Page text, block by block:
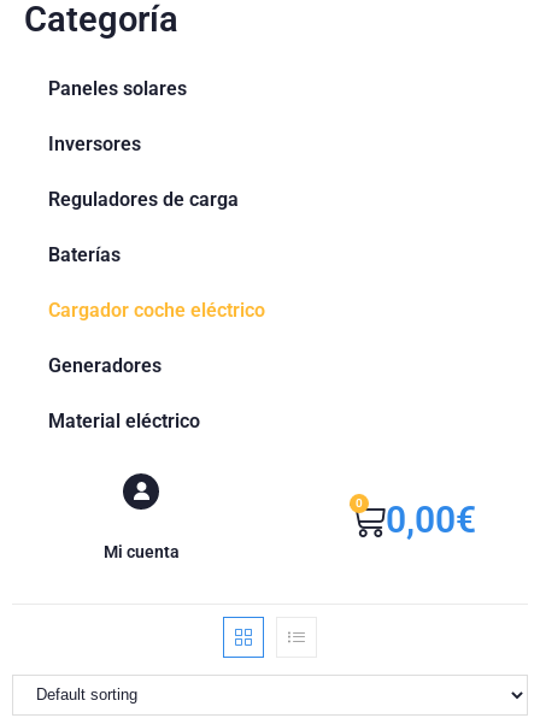
Categoría
Paneles solares
Inversores
Reguladores de carga
Baterías
Cargador coche eléctrico
Generadores
Material eléctrico
Mi cuenta
0,00€
0